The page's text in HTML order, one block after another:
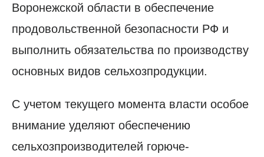
Воронежской области в обеспечение
продовольственной безопасности РФ и
выполнить обязательства по производству
основных видов сельхозпродукции.
С учетом текущего момента власти особое
внимание уделяют обеспечению
сельхозпроизводителей горюче-